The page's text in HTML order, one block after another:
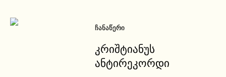
ᲩᲐᲜᲐᲬᲔᲠᲘ
კრიშტიანუს
ანტირეკორდი